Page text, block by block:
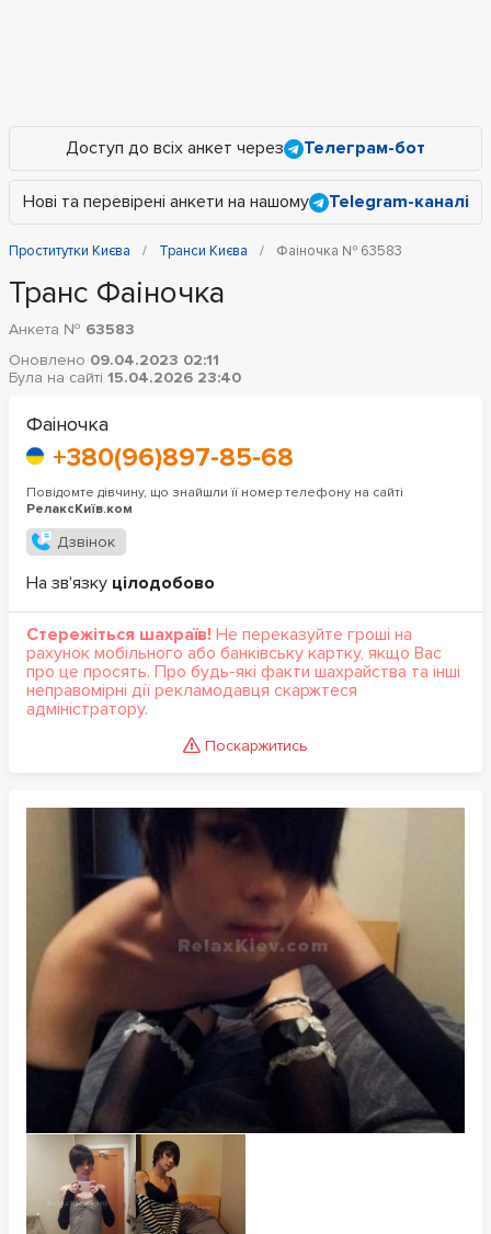
Доступ до всіх анкет через Телеграм-бот
Нові та перевірені анкети на нашому Telegram-каналі
Проститутки Києва Транси Києва Фаіночка № 63583
Транс Фаіночка
Анкета № 63583
Оновлено 09.04.2023 02:11
Була на сайті 15.04.2026 23:40
Фаіночка
+380(96)897-85-68
Повідомте дівчину, що знайшли її номер телефону на сайті
РелаксКиїв.ком
Дзвінок
На зв'язку цілодобово
Стережіться шахраїв! Не переказуйте гроші на
рахунок мобільного або банківську картку, якщо Вас
про це просять. Про будь-які факти шахрайства та інші
неправомірні дії рекламодавця скаржтеся
адміністратору.
Поскаржитись